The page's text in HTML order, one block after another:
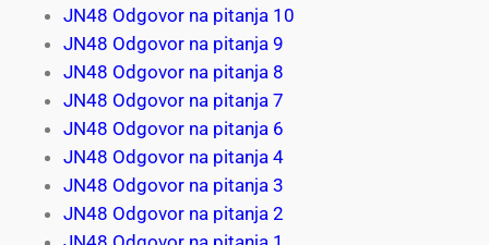
JN48 Odgovor na pitanja 10
JN48 Odgovor na pitanja 9
JN48 Odgovor na pitanja 8
JN48 Odgovor na pitanja 7
JN48 Odgovor na pitanja 6
JN48 Odgovor na pitanja 4
JN48 Odgovor na pitanja 3
JN48 Odgovor na pitanja 2